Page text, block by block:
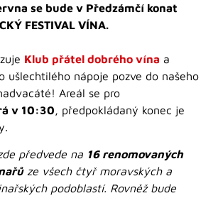
se bude v Předzámčí konat
FESTIVAL VÍNA.
Klub přátel dobrého vína a
ušlechtilého nápoje pozve do našeho
Areál se pro
v 10:30, předpokládaný konec je
předvede na 16 renomovaných
ze všech čtyř moravských a
podoblastí. Rovněž bude